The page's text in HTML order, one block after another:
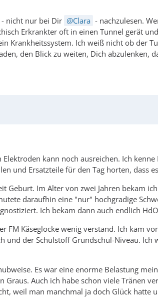
- nicht nur bei Dir
Clara - nachzulesen.
Erkrankter oft in einen Tunnel gerät
Krankheitssystem. Ich weiß nicht ob der
den Blick zu weiten, Dich abzulenken,
kann noch ausreichen. Ich
und Ersatzteile für den Tag horten, dass
Geburt. Im Alter von zwei Jahren bekam
daraufhin eine "nur" hochgradige
Ich bekam dann auch endlich
Käseglocke wenig verstand. Ich kam
und der Schulstoff Grundschul-Niveau.
Es war eine enorme Belastung
Auch ich habe schon viele Tränen
weil man manchmal ja doch Glück hatte